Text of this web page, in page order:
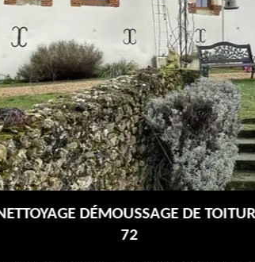
DE TOITURE
POSE ET
Entreprise de